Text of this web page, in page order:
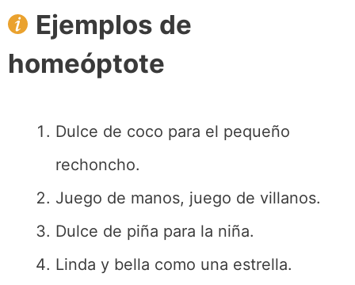
Ejemplos de
homeóptote
Dulce de coco para el pequeño
rechoncho.
Juego de manos, juego de villanos.
Dulce de piña para la niña.
Linda y bella como una estrella.